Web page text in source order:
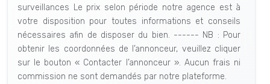
surveillances Le prix selon période notre agence est à
votre disposition pour toutes informations et conseils
nécessaires afin de disposer du bien. ------ NB : Pour
obtenir les coordonnées de l’annonceur, veuillez cliquer
sur le bouton « Contacter l’annonceur ». Aucun frais ni
commission ne sont demandés par notre plateforme.